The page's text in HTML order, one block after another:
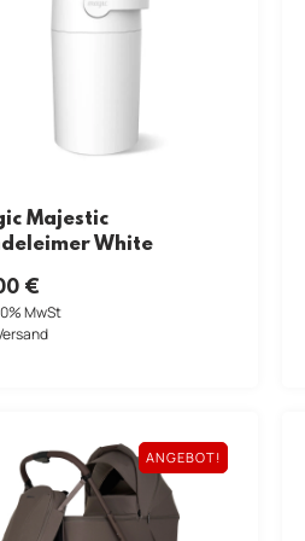
Majestic
White
€
MwSt
ANGEBOT!